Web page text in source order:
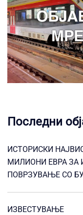
Последни
ИСТОРИСКИ
МИЛИОНИ ЕВРА ЗА
ПОВРЗУВАЊЕ СО
ИЗВЕСТУВАЊЕ